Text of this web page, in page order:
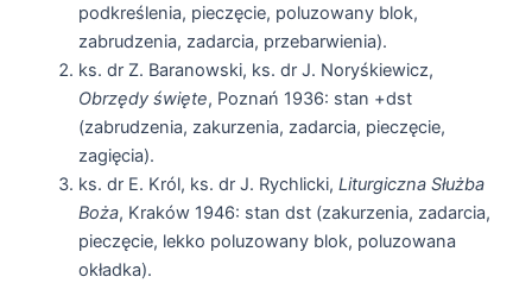
podkreślenia, pieczęcie, poluzowany blok,
zabrudzenia, zadarcia, przebarwienia).
ks. dr Z. Baranowski, ks. dr J. Noryśkiewicz,
Obrzędy święte, Poznań 1936: stan +dst
(zabrudzenia, zakurzenia, zadarcia, pieczęcie,
zagięcia).
ks. dr E. Król, ks. dr J. Rychlicki,Liturgiczna Służba
Boża, Kraków 1946: stan dst (zakurzenia, zadarcia,
pieczęcie, lekko poluzowany blok, poluzowana
okładka).